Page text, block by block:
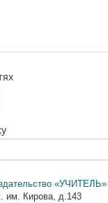
«УЧИТЕЛЬ»
им. Кирова, д.143